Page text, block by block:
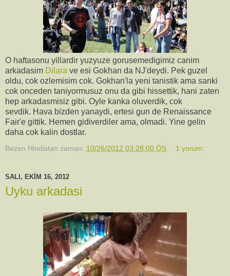
O haftasonu yillardir yuzyuze gorusemedigimiz canim
arkadasim Dilara ve esi Gokhan da NJ'deydi. Pek guzel
oldu, cok ozlemisim cok. Gokhan'la yeni tanistik ama sanki
cok onceden taniyormusuz onu da gibi hissettik, hani zaten
hep arkadasmisiz gibi. Oyle kanka oluverdik, cok
sevdik. Hava bizden yanaydi, ertesi gun de Renaissance
Fair'e gittik. Hemen gidiverdiler ama, olmadi. Yine gelin
daha cok kalin dostlar.
Bezen Hindistan zaman: 10/26/2012 03:28:00 ÖS 1 yorum:
SALI, EKIM 16, 2012
Uyku arkadasi